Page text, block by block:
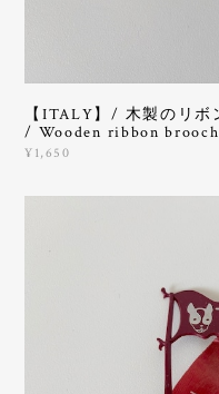
【ITALY】/ 木製のリ
/ Wooden ribbon
¥1,650